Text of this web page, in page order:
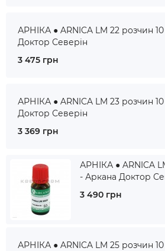
АРНІКА ● ARNICA LM 22 розчин
Доктор Северін
3 475 грн
АРНІКА ● ARNICA LM 23 розчин
Доктор Северін
3 369 грн
АРНІКА ● ARNICA
- Аркана Доктор
3 490 грн
АРНІКА ● ARNICA LM 25 розчин